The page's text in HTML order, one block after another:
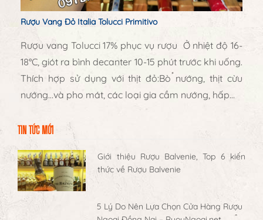
Rượu Vang Đỏ Italia Tolucci Primitivo
Rượu vang Tolucci 17% phục vụ rượu Ở nhiệt độ 16-
18°C, giót ra bình decanter 10-15 phút trước khi uống.
Thích hợp sử dụng với thịt đỏ:Bò nướng, thịt cừu
nướng…và pho mát, các loại gia cầm nướng, hấp…
TIN TỨC MỚI
Giới thiệu Rượu Balvenie, Top 6 kiến
thức về Rượu Balvenie
5 Lý Do Nên Lựa Chọn Cửa Hàng Rượu